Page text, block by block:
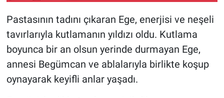
Pastasının tadını çıkaran Ege, enerjisi ve neşeli
tavırlarıyla kutlamanın yıldızı oldu. Kutlama
boyunca bir an olsun yerinde durmayan Ege,
annesi Begümcan ve ablalarıyla birlikte koşup
oynayarak keyifli anlar yaşadı.